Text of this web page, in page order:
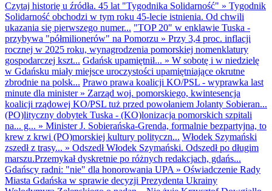
Czytaj historię u źródła. 45 lat "Tygodnika Solidarność" » Tygodnik
Solidarność obchodzi w tym roku 45-lecie istnienia. Od chwili
ukazania się pierwszego numer... "TOP 20" w enklawie Tuska -
przybywa "półmilionerów" na Pomorzu » Przy 3,4 proc. inflacji
rocznej w 2025 roku, wynagrodzenia pomorskiej nomenklatury
gospodarczej kszt... Gdańsk upamiętnił... » W sobotę i w niedzielę
w Gdańsku miały miejsce uroczystości upamiętniające okrutne
zbrodnie na polsk... Prawo prawa koalicji KO/PSL - wyprawka last
minute dla minister» Zarząd woj. pomorskiego, kwintesencja
koalicji rządowej KO/PSL tuż przed powołaniem Jolanty Sobieran...
(PO)lityczny dobytek Tuska - (KO)lonizacja pomorskich szpitali
na... g... » Minister J. Sobierańska-Grenda, formalnie bezpartyjna, to
krew z krwi (PO)morskiej kultury polityczn... Włodek Szymański
zszedł z trasy... » Odszedł Włodek Szymański. Odszedł po długim
marszu.Przemykał dyskretnie po różnych redakcjach, gdańs...
Gdańscy radni: "nie" dla honorowania UPA » Oświadczenie Rady
Miasta Gdańska w sprawie decyzji Prezydenta Ukrainy